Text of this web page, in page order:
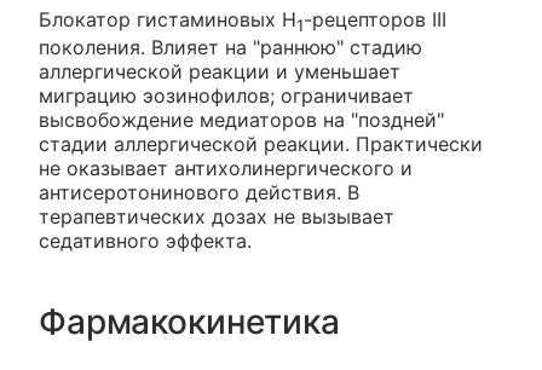
Блокатор гистаминовых H1-рецепторов III
поколения. Влияет на "раннюю" стадию
аллергической реакции и уменьшает
миграцию эозинофилов; ограничивает
высвобождение медиаторов на "поздней"
стадии аллергической реакции. Практически
не оказывает антихолинергического и
антисеротонинового действия. В
терапевтических дозах не вызывает
седативного эффекта.
Фармакокинетика